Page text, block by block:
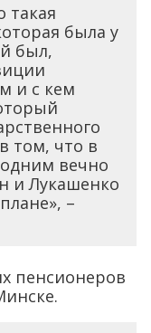
такая
была у
был,
и с кем
том, что в
вечно
и Лукашенко
–
пенсионеров